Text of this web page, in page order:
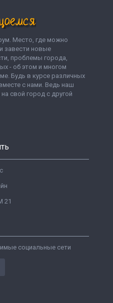
Место, где можно
завести новые
проблемы города,
- об этом и многом
Будь в курсе различных
с нами. Ведь наш
свой город с другой
21
социальные сети